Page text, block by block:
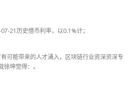
21历史借币利率，以0.1%计；
可能带来的人才涌入，区块链行业资深资深专
徐坤觉得：。